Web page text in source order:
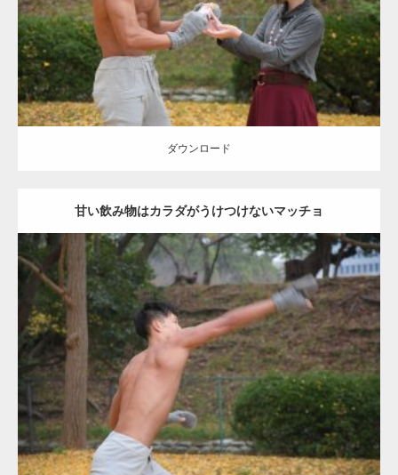
ダウンロード
ダウンロード
甘い飲み物はカラダがうけつけないマッチョ
Update:2021.07.8
Category: 公園のマッチョ その他 AKIHITO(細マッチョ) 背中
ダウンロード